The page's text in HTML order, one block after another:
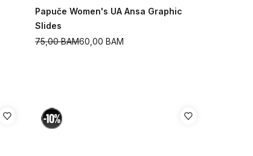
Papuče Women's UA Ansa Graphic
Slides
60,00 BAM
75,00BAM